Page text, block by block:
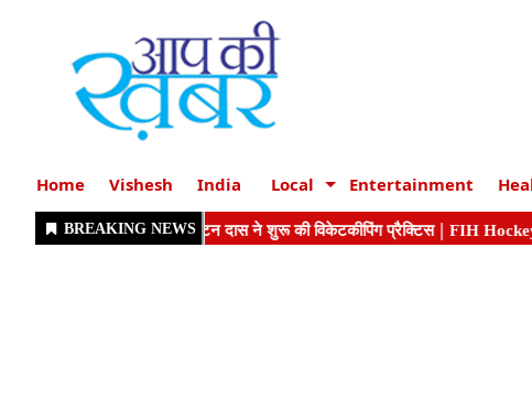
Home Vishesh India Local Entertainment